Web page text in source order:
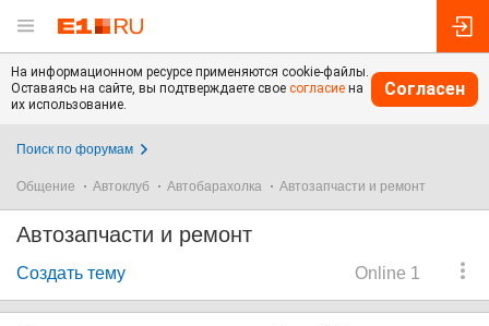
На информационном ресурсе применяются cookie-файлы.
Оставаясь на сайте, вы подтверждаете свое согласие на
их использование.
Согласен
Поиск по форумам
Общение Автоклуб Автобарахолка Автозапчасти и ремонт
Автозапчасти и ремонт
Online 1
Создать тему